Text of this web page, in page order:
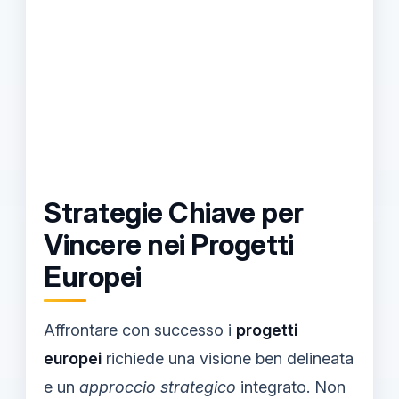
Strategie Chiave per
Vincere nei Progetti
Europei
Affrontare con successo i progetti
europei richiede una visione ben delineata
e un approccio strategico integrato. Non